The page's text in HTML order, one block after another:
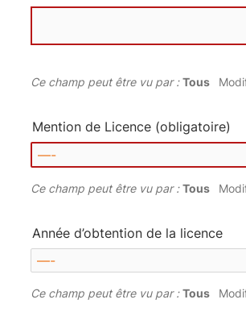
Ce champ peut être vu par :Tous
Mention de Licence (obligatoire)
Ce champ peut être vu par :Tous
Année d’obtention de la licence
Ce champ peut être vu par :Tous